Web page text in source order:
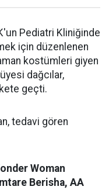
Pediatri Kliniğinde
için düzenlenen
kostümleri giyen
dağcılar,
geçti.
tedavi gören
Woman
Berisha, AA